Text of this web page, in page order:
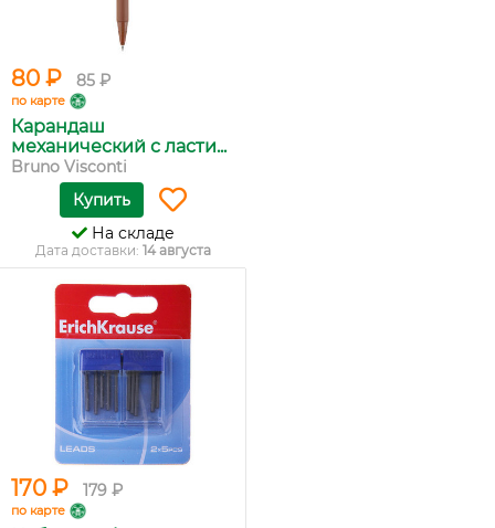
80 ₽ 85 ₽
по карте
Карандаш
механический с ласти...
Bruno Visconti
Купить
На складе
Дата доставки: 14 августа
170 ₽ 179 ₽
по карте